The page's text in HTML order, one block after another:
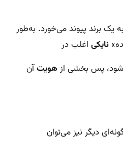
یک برند پیوند می‌خورد. به‌طور
نایکی اغلب در
پس بخشی از هویتآن
دیگر نیز می‌توان